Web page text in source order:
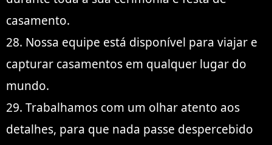
casamento.
28. Nossa equipe está disponível para viajar e
capturar casamentos em qualquer lugar do
mundo.
29. Trabalhamos com um olhar atento aos
detalhes, para que nada passe despercebido